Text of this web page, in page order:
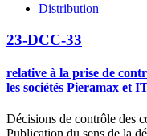
Distribution
23-DCC-33
relative à la prise de
les sociétés Pieramax et
Décisions de contrôle des